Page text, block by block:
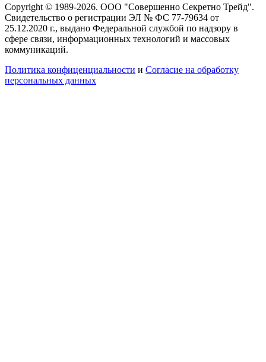
Copyright © 1989-2026. ООО "Совершенно Секретно Трейд".
Свидетельство о регистрации ЭЛ № ФС 77-79634 от
25.12.2020 г., выдано Федеральной службой по надзору в
сфере связи, информационных технологий и массовых
коммуникаций.
Политика конфиценциальности и Согласие на обработку
персональных данных